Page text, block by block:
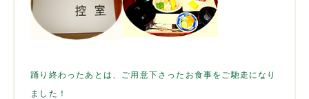
踊り終わったあとは、ご用意下さったお食事をご馳走になり
ました！